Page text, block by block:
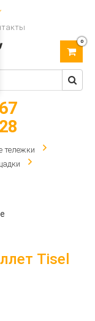
0
тележки
Tisel